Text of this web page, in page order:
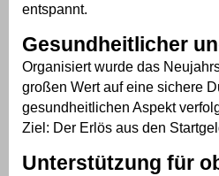
entspannt.
Gesundheitlicher
Organisiert wurde das
großen Wert auf eine sichere
gesundheitlichen Aspekt
Ziel: Der Erlös aus den
Unterstützung für